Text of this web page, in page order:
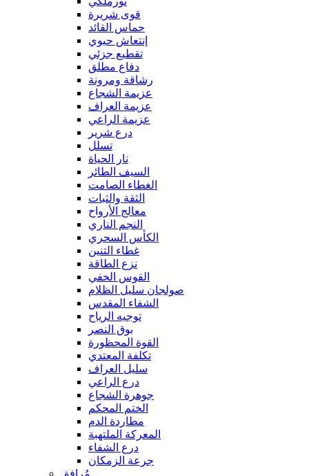
قوى شريرة
حماس القائد
إنتعاش حيوي
تقطيع جزئي
دفاع مطلق
رشاقة ومرونة
عزيمة الشجاع
عزيمة العراف
عزيمة الراعي
درع شرير
تسلل
نار الحياة
السيف الطائر
الغطاء الصامت
الثقة والثبات
معالج الأرواح
النجم الناري
الكأس السحري
غطاء التنين
نزع الطاقة
القوس الخفي
صولجان سليل الظلام
الشفاء المقدس
توجيه الرياح
بوق النصر
القوة المحظورة
تكلفة المعتدي
سليل العراف
درع الراعي
جوهرة الشجاع
الختم المحكم
مطاردة الدم
المعركة الملتهبة
درع الشفاء
جرعة الزمكان